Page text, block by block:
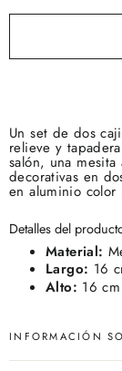
Un set de dos
relieve y
salón, una
decorativas en
en aluminio color
Detalles del
Material:
Largo: 16
Alto: 16 cm
INFORMACIÓN